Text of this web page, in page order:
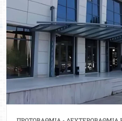
εκπαιδευτικούς